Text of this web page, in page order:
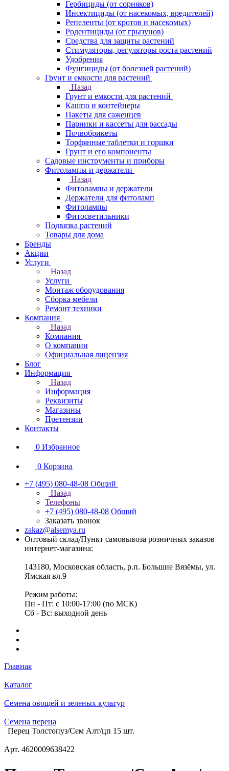
Гербициды (от сорняков)
Инсектициды (от насекомых, вредителей)
Репеленты (от кротов и насекомых)
Родентициды (от грызунов)
Средства для защиты растений
Стимуляторы, регуляторы роста растений
Удобрения
Фунгициды (от болезней растений)
Грунт и емкости для растений
Назад
Грунт и емкости для растений
Кашпо и контейнеры
Пакеты для саженцев
Парники и кассеты для рассады
Почвобрикеты
Торфянные таблетки и горшки
Грунт и его компоненты
Садовые инструменты и приборы
Фитолампы и держатели
Назад
Фитолампы и держатели
Держатели для фитоламп
Фитолампы
Фитосветильники
Подвязка растений
Товары для дома
Бренды
Акции
Услуги
Назад
Услуги
Монтаж оборудования
Сборка мебели
Ремонт техники
Компания
Назад
Компания
О компании
Официальная лицензия
Блог
Информация
Назад
Информация
Реквизиты
Магазины
Претензии
Контакты
0 Избранное
0 Корзина
+7 (495) 080-48-08 Общий
Назад
Телефоны
+7 (495) 080-48-08 Общий
Заказать звонок
zakaz@alsemya.ru
Оптовый склад/Пункт самовывоза розничных заказов
интернет-магазина:
143180, Московская область, р.п. Большие Вязёмы, ул.
Ямская вл.9
Режим работы:
Пн - Пт: с 10:00-17:00 (по МСК)
Сб - Вс: выходной день
Главная
Каталог
Семена овощей и зеленых культур
Семена переца
Перец Толстопуз/Сем Алт/цп 15 шт.
Арт. 4620009638422